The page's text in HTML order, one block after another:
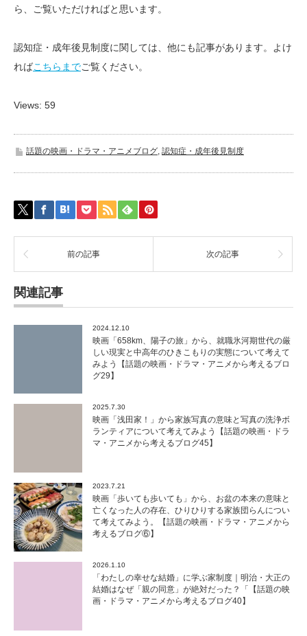
ら、ご覧いただければと思います。
認知症・成年後見制度に関しては、他にも記事があります。よけ
ればこちらまでご覧ください。
Views: 59
話題の映画・ドラマ・アニメブログ, 認知症・成年後見制度
前の記事 次の記事
関連記事
2024.12.10
映画「658km、陽子の旅」から、就職氷河期世代の厳
しい現実と中高年のひきこもりの実態について考えて
みよう【話題の映画・ドラマ・アニメから考えるブロ
グ29】
2025.7.30
映画「浅田家！」から家族写真の意味と写真の洗浄ボ
ランティアについて考えてみよう【話題の映画・ドラ
マ・アニメから考えるブログ45】
2023.7.21
映画「歩いても歩いても」から、お盆の本来の意味と
亡くなった人の存在、ひりひりする家族団らんについ
て考えてみよう。【話題の映画・ドラマ・アニメから
考えるブログ⑥】
2026.1.10
「わたしの幸せな結婚」に学ぶ家制度｜明治・大正の
結婚はなぜ「親の同意」が絶対だった？「【話題の映
画・ドラマ・アニメから考えるブログ40】